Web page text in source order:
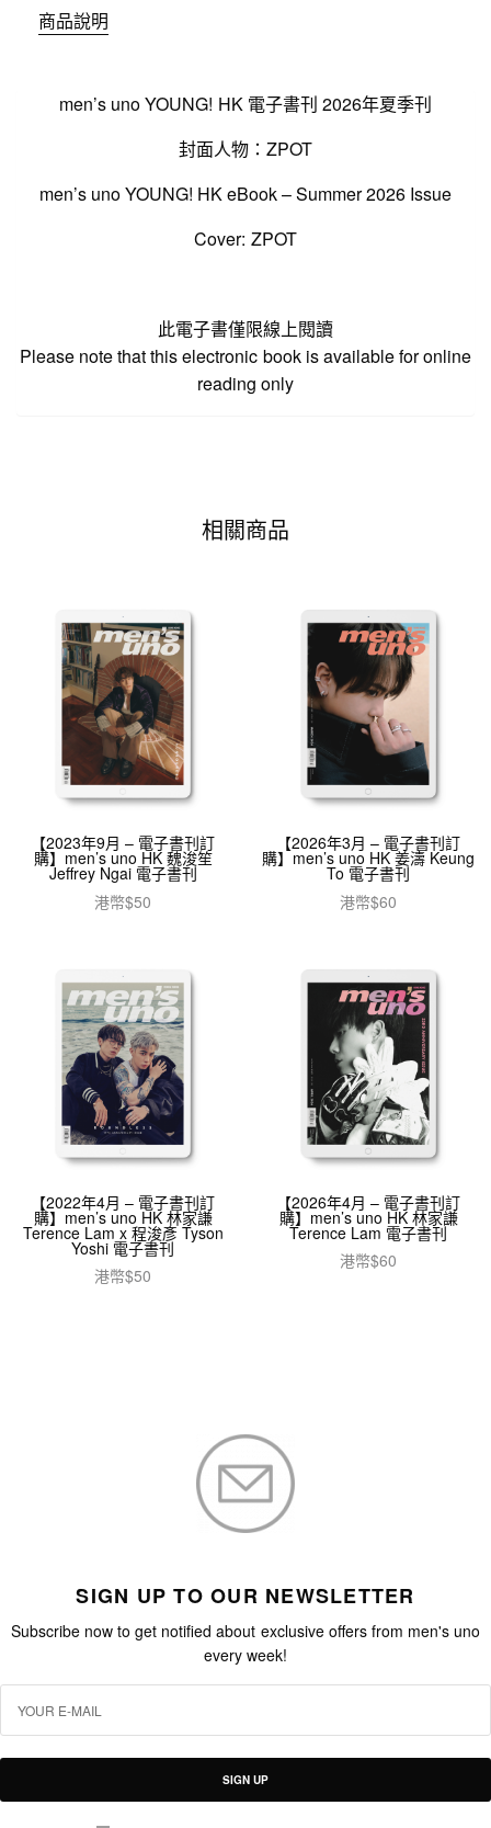
商品說明
men’s uno YOUNG! HK 電子書刊 2026年夏季刊
封面人物：ZPOT
men’s uno YOUNG! HK eBook – Summer 2026 Issue
Cover: ZPOT
此電子書僅限線上閱讀
Please note that this electronic book is available for online
reading only
相關商品
【2023年9月 – 電子書刊訂
購】men’s uno HK 魏浚笙
Jeffrey Ngai 電子書刊
港幣$50
【2026年3月 – 電子書刊訂
購】men’s uno HK 姜濤 Keung
To 電子書刊
港幣$60
【2022年4月 – 電子書刊訂
購】men’s uno HK 林家謙
Terence Lam x 程浚彥 Tyson
Yoshi 電子書刊
港幣$50
【2026年4月 – 電子書刊訂
購】men’s uno HK 林家謙
Terence Lam 電子書刊
港幣$60
SIGN UP TO OUR NEWSLETTER
Subscribe now to get notified about exclusive offers from men's uno
every week!
SIGN UP